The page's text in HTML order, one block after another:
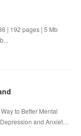
| 192 pages | 5 Mb
to Better Mental
and Anxiet…